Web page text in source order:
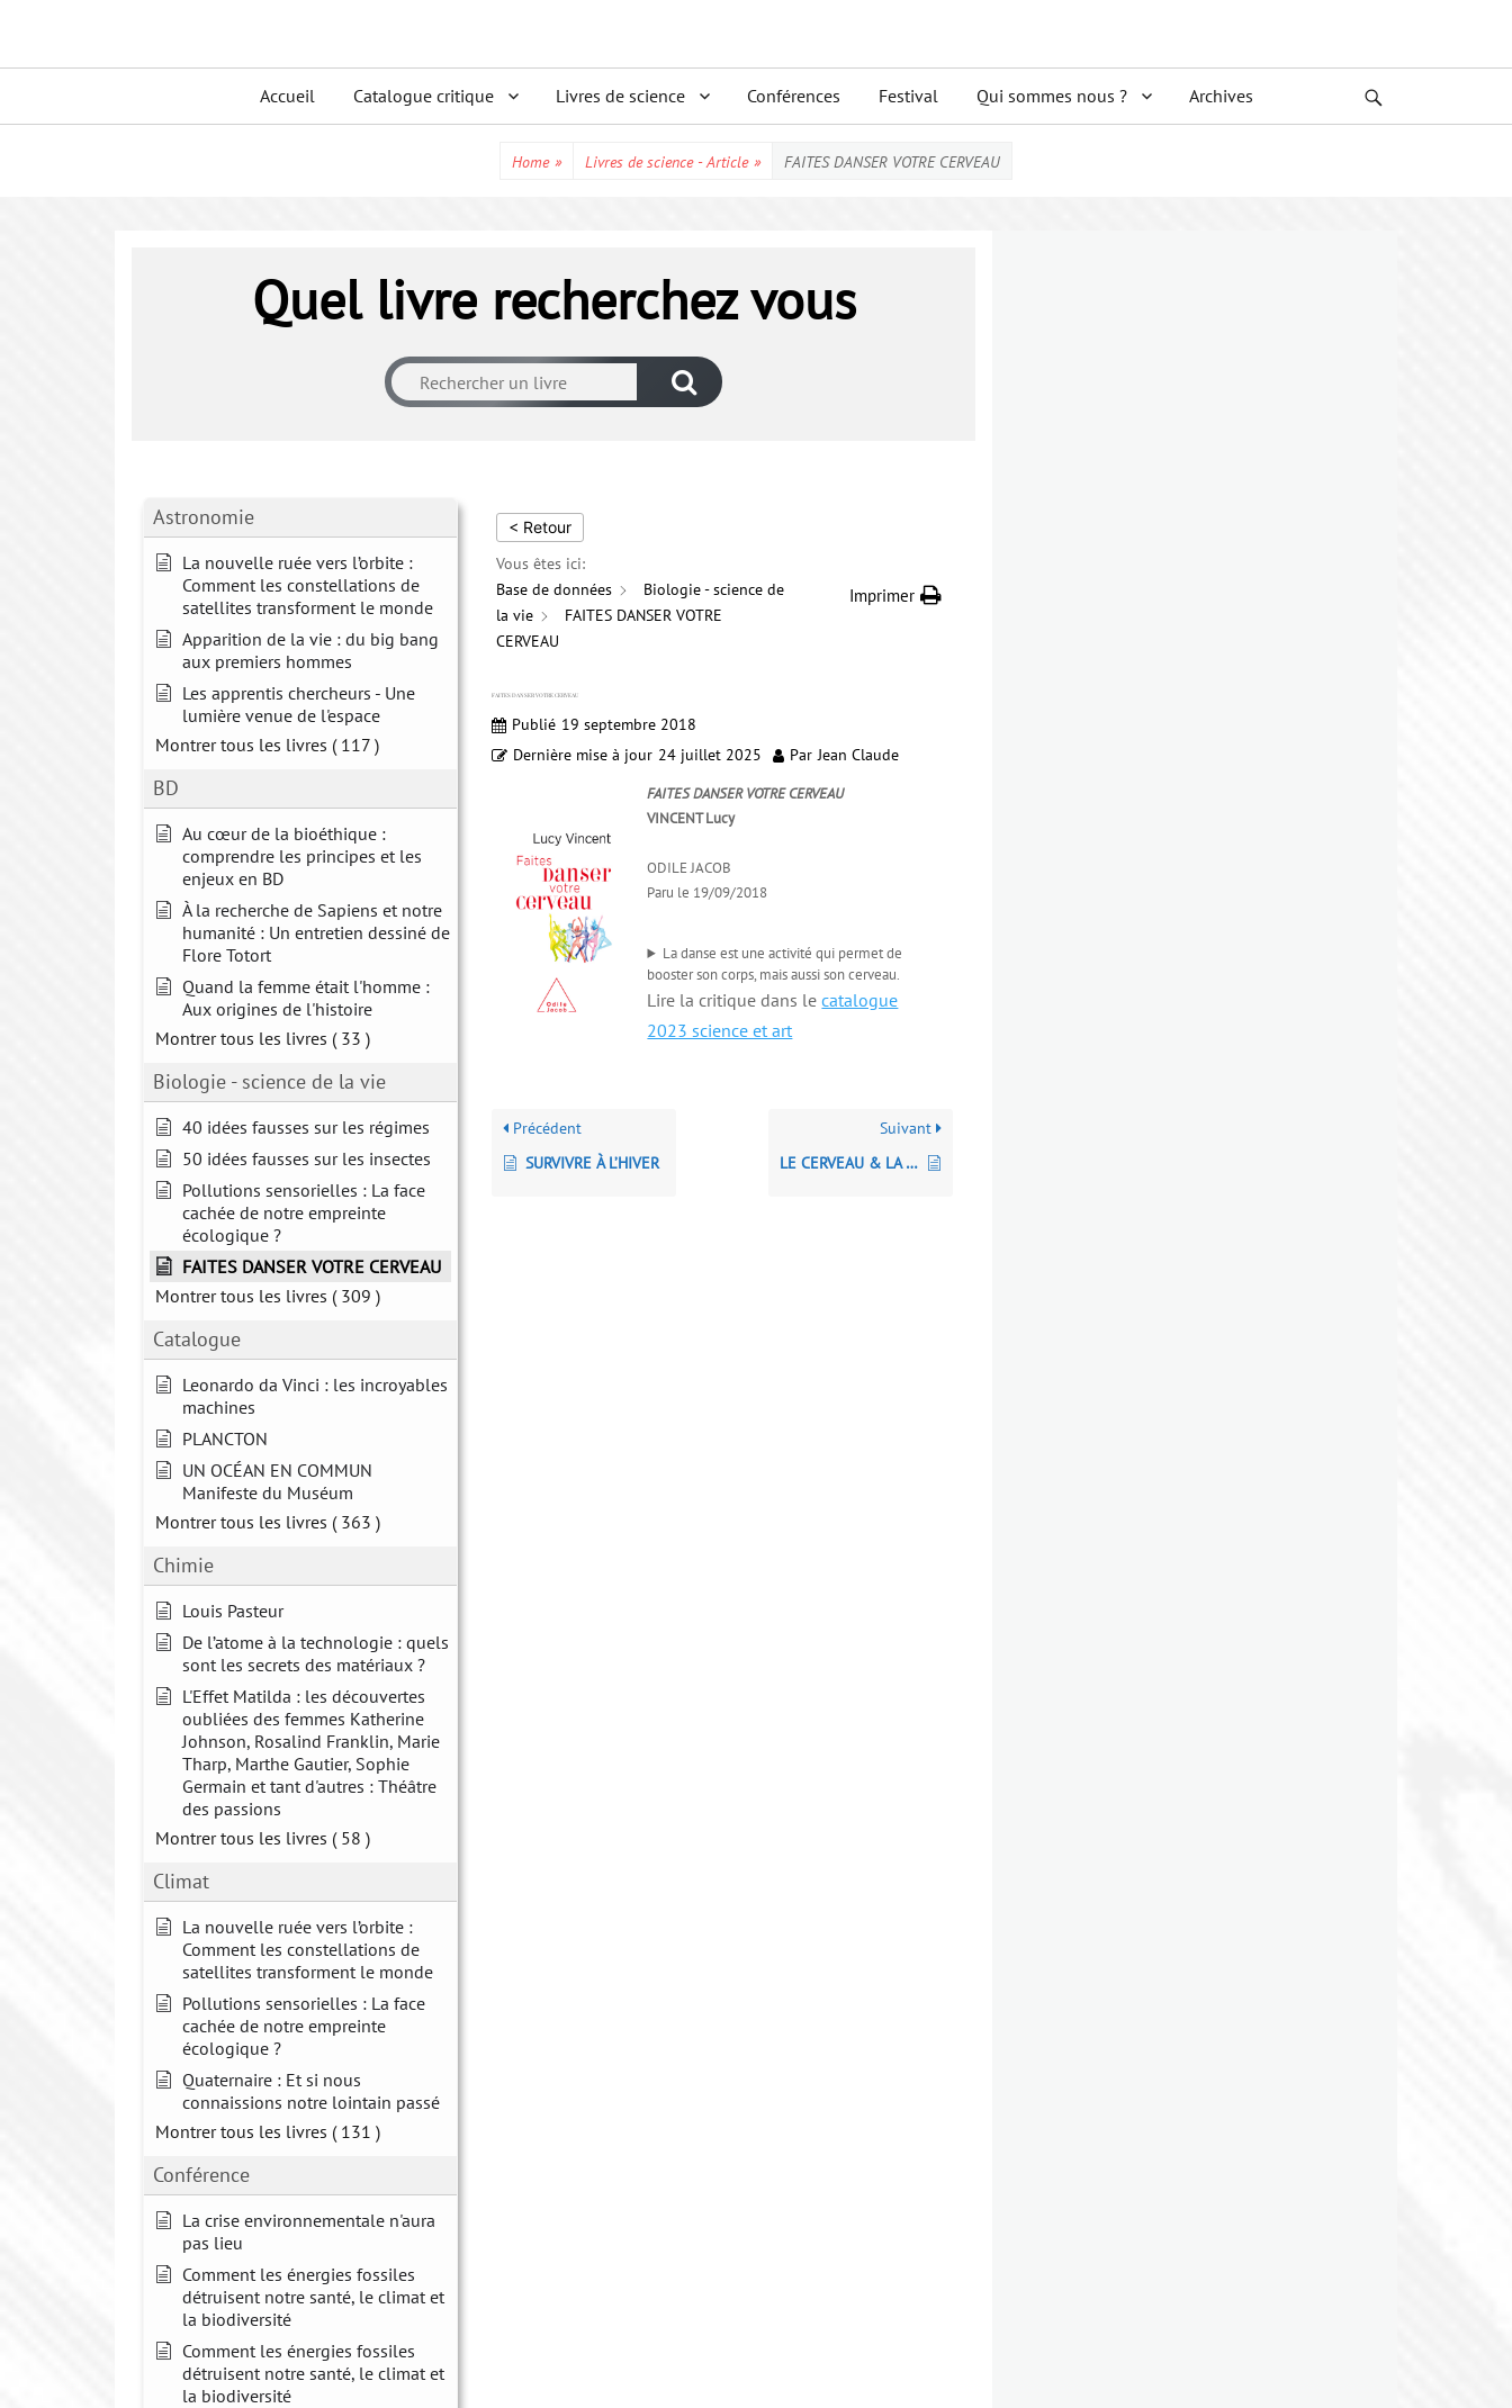
menu
Accueil Catalogue critique Livres de science Conférences Festival Qui sommes nous ? Archives
Home » Livres de science - Article » FAITES DANSER VOTRE CERVEAU
Quel livre recherchez vous
Astronomie
La nouvelle ruée vers l’orbite :
Comment les constellations de
satellites transforment le monde
Apparition de la vie : du big bang
aux premiers hommes
Les apprentis chercheurs - Une
lumière venue de l'espace
Montrer tous les livres ( 117 )
BD
Au cœur de la bioéthique :
comprendre les principes et les
enjeux en BD
À la recherche de Sapiens et notre
humanité : Un entretien dessiné de
Flore Totort
Quand la femme était l'homme :
Aux origines de l'histoire
Montrer tous les livres ( 33 )
Biologie - science de la vie
40 idées fausses sur les régimes
50 idées fausses sur les insectes
Pollutions sensorielles : La face
cachée de notre empreinte
écologique ?
FAITES DANSER VOTRE CERVEAU
Montrer tous les livres ( 309 )
Catalogue
Leonardo da Vinci : les incroyables
machines
PLANCTON
UN OCÉAN EN COMMUN
Manifeste du Muséum
Montrer tous les livres ( 363 )
Chimie
Louis Pasteur
De l’atome à la technologie : quels
sont les secrets des matériaux ?
L'Effet Matilda : les découvertes
oubliées des femmes Katherine
Johnson, Rosalind Franklin, Marie
Tharp, Marthe Gautier, Sophie
Germain et tant d'autres : Théâtre
des passions
Montrer tous les livres ( 58 )
Climat
La nouvelle ruée vers l’orbite :
Comment les constellations de
satellites transforment le monde
Pollutions sensorielles : La face
cachée de notre empreinte
écologique ?
Quaternaire : Et si nous
connaissions notre lointain passé
Montrer tous les livres ( 131 )
Conférence
La crise environnementale n'aura
pas lieu
Comment les énergies fossiles
détruisent notre santé, le climat et
la biodiversité
Comment les énergies fossiles
détruisent notre santé, le climat et
la biodiversité
< Retour
Vous êtes ici:
Base de données
Biologie - science de
la vie
FAITES DANSER VOTRE
CERVEAU
Imprimer
FAITES DANSER VOTRE CERVEAU
Publié 19 septembre 2018
Dernière mise à jour 24 juillet 2025 Par Jean Claude
FAITES DANSER VOTRE CERVEAU
VINCENT Lucy
ODILE JACOB
Paru le 19/09/2018
La danse est une activité qui permet de
booster son corps, mais aussi son cerveau.
Lire la critique dans lecatalogue
2023 science et art
Précédent
SURVIVRE À L’HIVER
Suivant
LE CERVEAU & LA MUSIQUE